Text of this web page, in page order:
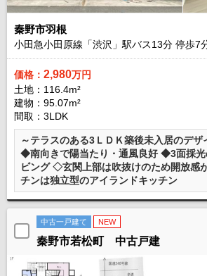
秦野市羽根
小田急小田原線「渋沢」駅バス13分 停歩7
価格： 2,980万円
土地：116.4m²
建物：95.07m²
間取：3LDK
～テラスのある3ＬＤＫ築後未入居のデザ
◆南向きで陽当たり・通風良好 ◆3面採光
ビング ◇玄関上部は吹抜けのため開放感
チンは独立型のアイランドキッチン
中古一戸建て NEW
秦野市若松町 中古戸建